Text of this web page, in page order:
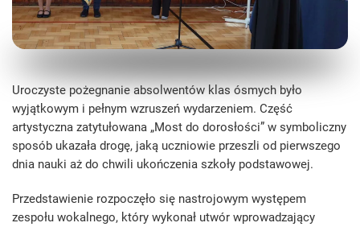
Uroczyste pożegnanie absolwentów klas ósmych było
wyjątkowym i pełnym wzruszeń wydarzeniem. Część
artystyczna zatytułowana „Most do dorosłości” w symboliczny
sposób ukazała drogę, jaką uczniowie przeszli od pierwszego
dnia nauki aż do chwili ukończenia szkoły podstawowej.
Przedstawienie rozpoczęło się nastrojowym występem
zespołu wokalnego, który wykonał utwór wprowadzający